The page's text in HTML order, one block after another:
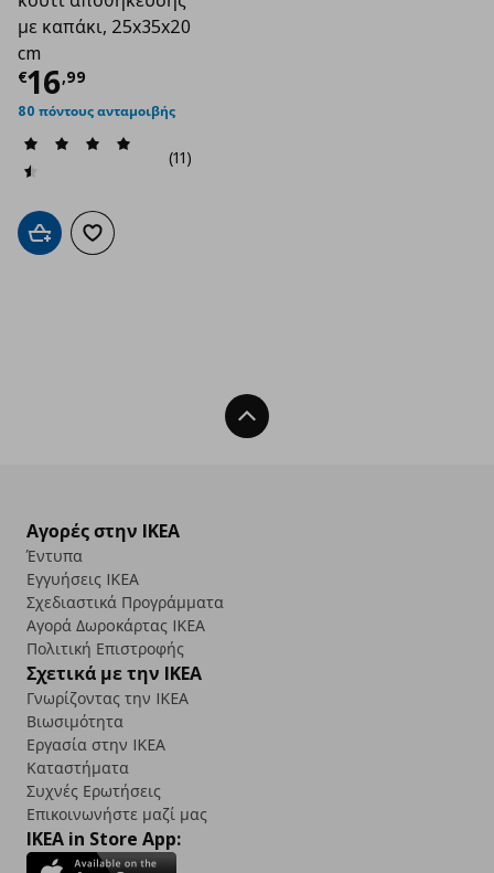
με καπάκι, 25x35x20
cm
€16,99
Τρέχουσα τιμή
80 πόντους ανταμοιβής
(11)
Προσθήκη στο καλάθι
Προσθήκη στα αγαπημένα
Back To Top
Αγορές στην IKEA
Έντυπα
Εγγυήσεις IKEA
Σχεδιαστικά Προγράμματα
Αγορά Δωρoκάρτας IKEA
Πολιτική Επιστροφής
Σχετικά με την IKEA
Γνωρίζοντας την IKEA
Βιωσιμότητα
Εργασία στην IKEA
Καταστήματα
Συχνές Ερωτήσεις
Επικοινωνήστε μαζί μας
IKEA in Store App: